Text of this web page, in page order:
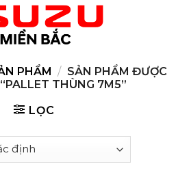
PHẨM / SẢN PHẨM ĐƯỢC
THÙNG 7M5”
LỌC